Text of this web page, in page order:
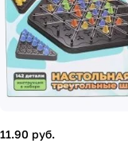
11.90 руб.